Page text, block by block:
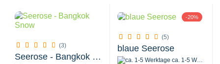
(3)
Seerose - Bangkok Snow
-20%
(5)
blaue Seerose
ca. 1-5 Werktage